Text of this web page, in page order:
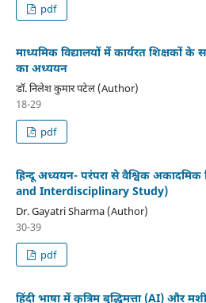
pdf
माध्यमिक विद्यालयों में कार्यरत शिक्षकों के
का अध्ययन
डॉ. निलेश कुमार पटेल (Author)
18-29
pdf
हिन्दू अध्ययन- परंपरा से वैश्विक
and Interdisciplinary Study)
Dr. Gayatri Sharma (Author)
30-39
pdf
हिंदी भाषा में कृत्रिम बुद्धिमत्ता (AI) और